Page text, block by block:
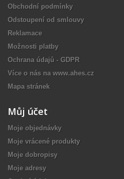
Obchodní podmínky
Odstoupení od smlouvy
Reklamace
Možnosti platby
Ochrana údajů - GDPR
Více o nás na www.ahes.cz
Mapa stránek
Můj účet
Moje objednávky
Moje vrácené produkty
Moje dobropisy
Moje adresy